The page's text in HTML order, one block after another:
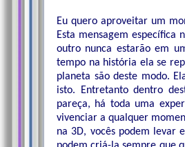
Eu quero aproveitar um
Esta mensagem específica
outro nunca estarão em
tempo na história ela se
planeta são deste modo.
isto. Entretanto dentro
pareça, há toda uma
vivenciar a qualquer
na 3D, vocês podem levar